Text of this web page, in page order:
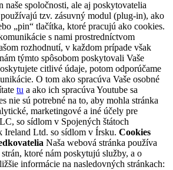
naše spoločnosti, ale aj poskytovatelia
tzv. zásuvný modul (plug-in), ako
„pin“ tlačítka, ktoré pracujú ako cookies.
s nami prostredníctvom
rozhodnutí, v každom prípade však
týmto spôsobom poskytovali Vaše
citlivé údaje, potom odporúčame
O tom ako spracúva Vaše osobné
tu a ako ich spracúva Youtube sa
nie sú potrebné na to, aby mohla stránka
marketingové a iné účely pre
so sídlom v Spojených štátoch
Ireland Ltd. so sídlom v Írsku. Cookies
Naša webová stránka používa
ktoré nám poskytujú služby, a o
informácie na nasledovných stránkach: